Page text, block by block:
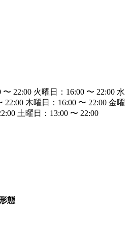
〜 22:00 火曜日：16:00 〜 22:00 水
22:00 木曜日：16:00 〜 22:00 金曜
土曜日：13:00 〜 22:00
態